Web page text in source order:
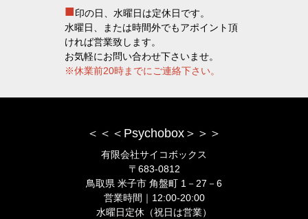
■印の日、水曜日は定休日です。
水曜日、または時間外でもアポイント頂
ければ営業致します。
お気軽にお問い合わせ下さいませ。
※休業前20時までにご連絡下さい。
＜＜＜Psychobox＞＞＞
有限会社サイコボックス
〒683-0812
鳥取県 米子市 角盤町 1－27－6
営業時間｜12:00-20:00
水曜日定休（祝日は営業）